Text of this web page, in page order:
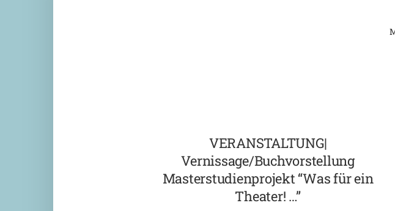
VERANSTALTUNG|
Vernissage/Buchvorstellung
Masterstudienprojekt “Was für ein
Theater! …”